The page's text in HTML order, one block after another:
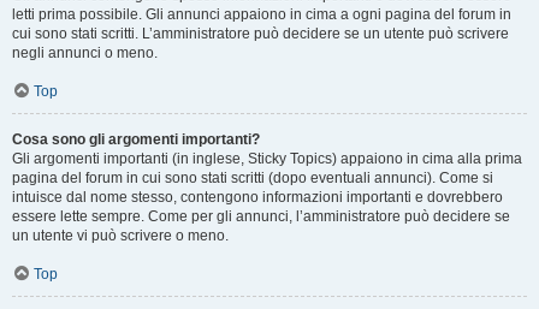
letti prima possibile. Gli annunci appaiono in cima a ogni pagina del forum in
cui sono stati scritti. L’amministratore può decidere se un utente può scrivere
negli annunci o meno.
Top
Cosa sono gli argomenti importanti?
Gli argomenti importanti (in inglese, Sticky Topics) appaiono in cima alla prima
pagina del forum in cui sono stati scritti (dopo eventuali annunci). Come si
intuisce dal nome stesso, contengono informazioni importanti e dovrebbero
essere lette sempre. Come per gli annunci, l’amministratore può decidere se
un utente vi può scrivere o meno.
Top